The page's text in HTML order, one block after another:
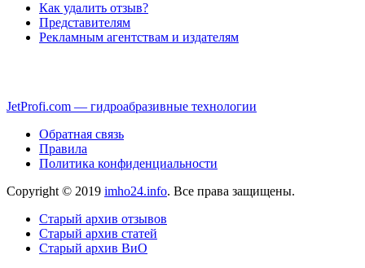
Как удалить отзыв?
Представителям
Рекламным агентствам и издателям
JetProfi.com — гидроабразивные технологии
Обратная связь
Правила
Политика конфиденциальности
Copyright © 2019 imho24.info. Все права защищены.
Старый архив отзывов
Старый архив статей
Старый архив ВиО